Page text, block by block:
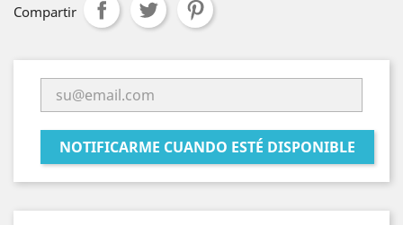
Compartir
NOTIFICARME CUANDO ESTÉ DISPONIBLE